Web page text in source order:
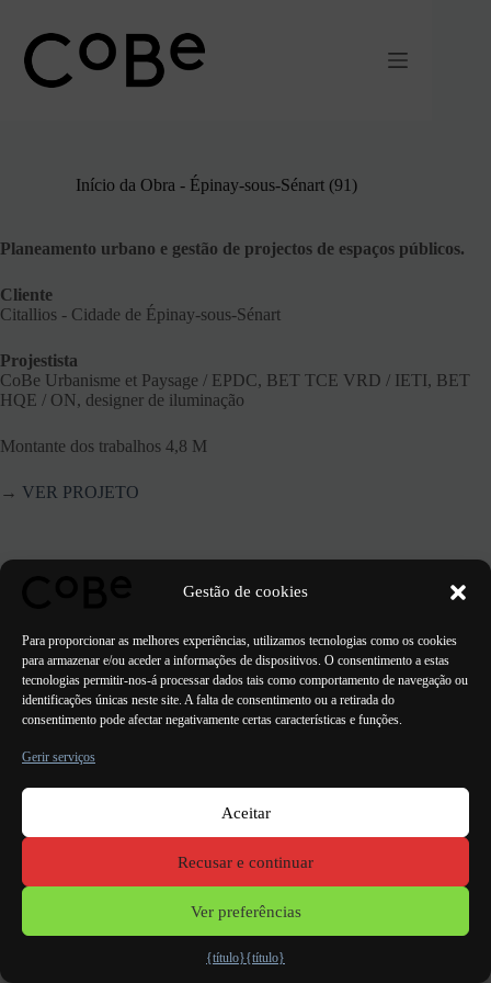
Gestão de cookies
Para proporcionar as melhores experiências, utilizamos tecnologias como os cookies
para armazenar e/ou aceder a informações de dispositivos. O consentimento a estas
tecnologias permitir-nos-á processar dados tais como comportamento de navegação ou
identificações únicas neste site. A falta de consentimento ou a retirada do
consentimento pode afectar negativamente certas características e funções.
Gerir serviços
Aceitar
Recusar e continuar
Ver preferências
{título}{título}
conteúdo
Início da Obra - Épinay-sous-Sénart (91)
Planeamento urbano e gestão de projectos de espaços públicos.
Cliente
Citallios - Cidade de Épinay-sous-Sénart
Projestista
CoBe Urbanisme et Paysage / EPDC, BET TCE VRD / IETI, BET
HQE / ON, designer de iluminação
Montante dos trabalhos 4,8 M
→ VER PROJETO
Lorient Porto Lisboa Valência
Mençõeslegais